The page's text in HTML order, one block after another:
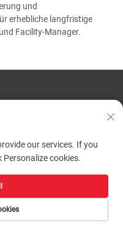
und
erhebliche langfristige
Facility-Manager.
Tech Material Technology Co.,
Datenschutzrichtlinie
our services. If you
cookies.